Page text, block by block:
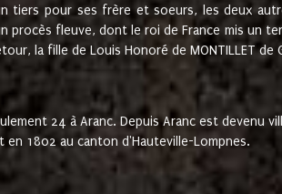
pour ses frère et soeurs, les deux
procès fleuve, dont le roi de France mis un
la fille de Louis Honoré de MONTILLET
24 à Aranc. Depuis Aranc est devenu
1802 au canton d'Hauteville-Lompnes.